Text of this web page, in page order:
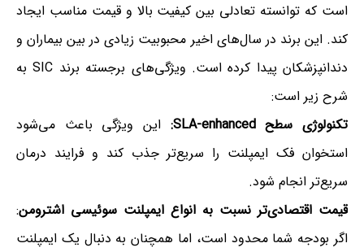
است که توانسته تعادلی بین کیفیت بالا و قیمت مناسب ایجاد
کند. این برند در سال‌های اخیر محبوبیت زیادی در بین بیماران و
دندانپزشکان پیدا کرده است. ویژگی‌های برجسته برند SIC به
شرح زیر است:
تکنولوژی سطح SLA-enhanced:
این ویژگی باعث می‌شود
استخوان فک ایمپلنت را سریع‌تر جذب کند و فرایند درمان
سریع‌تر انجام شود.
قیمت اقتصادی‌تر نسبت به انواع ایمپلنت سوئیسی اشترومن:
اگر بودجه شما محدود است، اما همچنان به دنبال یک ایمپلنت